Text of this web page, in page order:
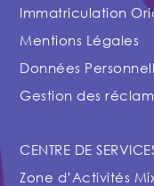
Immatriculation
Mentions Légales
Données
Gestion des
CENTRE DE
Zone d’Activités